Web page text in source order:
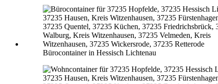
Bürocontainer in Hessisch Lichtenau